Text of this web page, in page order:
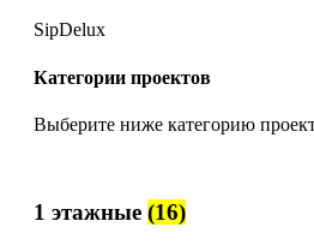
SipDelux
Категории проектов
Выберите ниже категорию
1 этажные (16)